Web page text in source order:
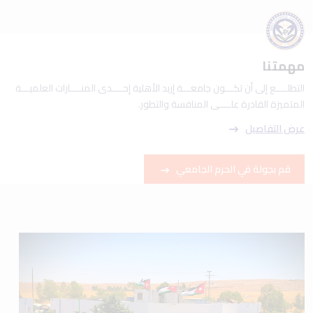
مهمتنا
التطلــــع إلى أن تكـــون جامعـــة إربد الأهلية إحــــدى المنــــارات العلميـــة
المتميزة القادرة علــــى المنافسة والتطور.
عرض التفاصيل
قم بجولة في الحرم الجامعي